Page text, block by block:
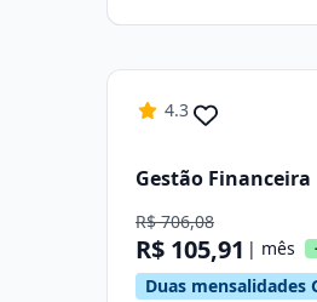
4.3
Gestão Financeira
R$ 706,08
R$ 105,91 | mês
Duas mensalidades